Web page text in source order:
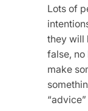
Lots of
they will
false, no
make